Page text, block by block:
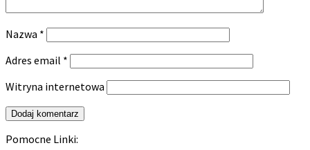
Nazwa *
Adres email *
Witryna internetowa
Pomocne Linki: